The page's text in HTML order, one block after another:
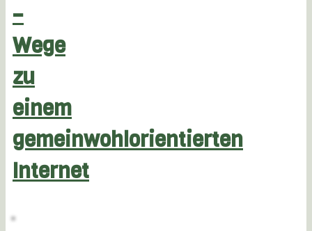
–
Wege
zu
einem
gemeinwohlorientierten
Internet